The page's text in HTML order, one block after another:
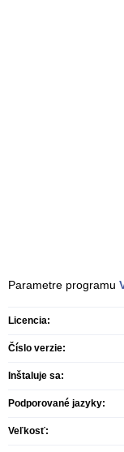
Parametre programu
Licencia:
Číslo verzie:
Inštaluje sa:
Podporované jazyky:
Veľkosť: